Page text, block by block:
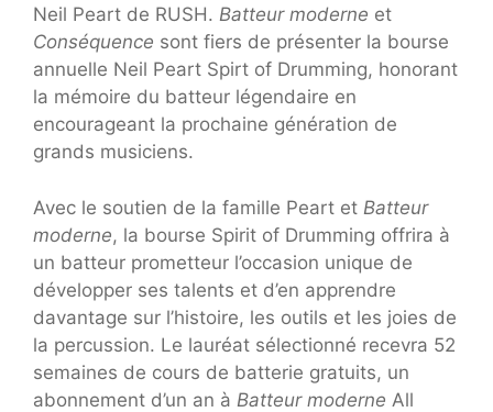
Neil Peart de RUSH. Batteur moderne et
Conséquence sont fiers de présenter la bourse
annuelle Neil Peart Spirt of Drumming, honorant
la mémoire du batteur légendaire en
encourageant la prochaine génération de
grands musiciens.
Avec le soutien de la famille Peart et Batteur
moderne, la bourse Spirit of Drumming offrira à
un batteur prometteur l’occasion unique de
développer ses talents et d’en apprendre
davantage sur l’histoire, les outils et les joies de
la percussion. Le lauréat sélectionné recevra 52
semaines de cours de batterie gratuits, un
abonnement d’un an à Batteur moderne All